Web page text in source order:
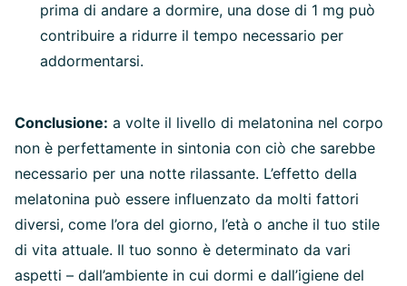
prima di andare a dormire, una dose di 1 mg può
contribuire a ridurre il tempo necessario per
addormentarsi.
Conclusione: a volte il livello di melatonina nel corpo
non è perfettamente in sintonia con ciò che sarebbe
necessario per una notte rilassante. L’effetto della
melatonina può essere influenzato da molti fattori
diversi, come l’ora del giorno, l’età o anche il tuo stile
di vita attuale. Il tuo sonno è determinato da vari
aspetti – dall’ambiente in cui dormi e dall’igiene del